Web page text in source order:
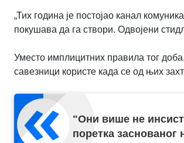
„Тих година је постојао канал
покушава да га створи. Одвојени
Уместо имплицитних правила тог
савезници користе када се од њих
"Они више не
поретка заснованог